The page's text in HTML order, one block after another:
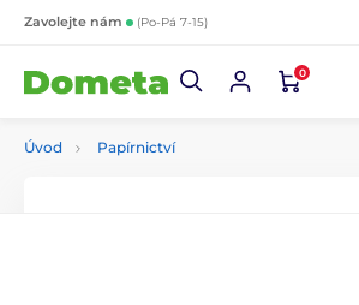
Zavolejte nám (Po-Pá 7-15)
0
Úvod Papírnictví